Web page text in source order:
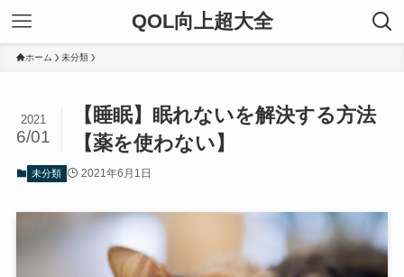
QOL向上超大全
ホーム 未分類
【睡眠】眠れないを解決する方法
【薬を使わない】
2021
6/01
未分類 2021年6月1日